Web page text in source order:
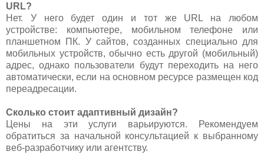
URL?
Нет. У него будет один и тот же URL на любом
устройстве: компьютере, мобильном телефоне или
планшетном ПК. У сайтов, созданных специально для
мобильных устройств, обычно есть другой (мобильный)
адрес, однако пользователи будут переходить на него
автоматически, если на основном ресурсе размещен код
переадресации.
Сколько стоит адаптивный дизайн?
Цены на эти услуги варьируются. Рекомендуем
обратиться за начальной консультацией к выбранному
веб-разработчику или агентству.